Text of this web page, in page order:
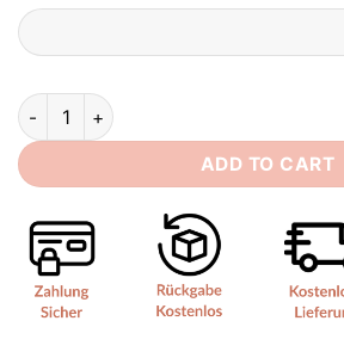
Brautkleid Satin Schlicht quantity
ADD TO CART